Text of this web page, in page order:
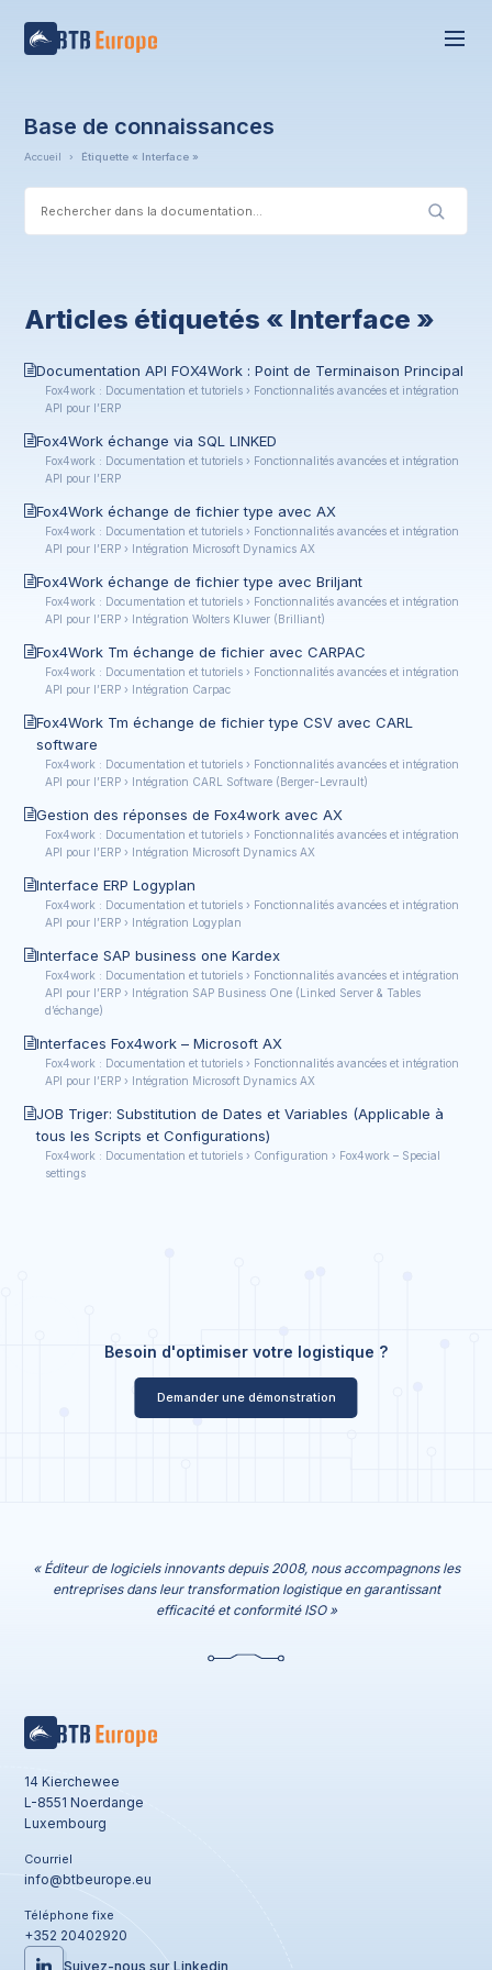
Base de connaissances
Accueil › Étiquette « Interface »
Articles étiquetés « Interface »
Documentation API FOX4Work : Point de Terminaison Principal
Fox4work : Documentation et tutoriels › Fonctionnalités avancées et intégration
API pour l’ERP
Fox4Work échange via SQL LINKED
Fox4work : Documentation et tutoriels › Fonctionnalités avancées et intégration
API pour l’ERP
Fox4Work échange de fichier type avec AX
Fox4work : Documentation et tutoriels › Fonctionnalités avancées et intégration
API pour l’ERP › Intégration Microsoft Dynamics AX
Fox4Work échange de fichier type avec Briljant
Fox4work : Documentation et tutoriels › Fonctionnalités avancées et intégration
API pour l’ERP › Intégration Wolters Kluwer (Brilliant)
Fox4Work Tm échange de fichier avec CARPAC
Fox4work : Documentation et tutoriels › Fonctionnalités avancées et intégration
API pour l’ERP › Intégration Carpac
Fox4Work Tm échange de fichier type CSV avec CARL
software
Fox4work : Documentation et tutoriels › Fonctionnalités avancées et intégration
API pour l’ERP › Intégration CARL Software (Berger-Levrault)
Gestion des réponses de Fox4work avec AX
Fox4work : Documentation et tutoriels › Fonctionnalités avancées et intégration
API pour l’ERP › Intégration Microsoft Dynamics AX
Interface ERP Logyplan
Fox4work : Documentation et tutoriels › Fonctionnalités avancées et intégration
API pour l’ERP › Intégration Logyplan
Interface SAP business one Kardex
Fox4work : Documentation et tutoriels › Fonctionnalités avancées et intégration
API pour l’ERP › Intégration SAP Business One (Linked Server & Tables
d’échange)
Interfaces Fox4work – Microsoft AX
Fox4work : Documentation et tutoriels › Fonctionnalités avancées et intégration
API pour l’ERP › Intégration Microsoft Dynamics AX
JOB Triger: Substitution de Dates et Variables (Applicable à
tous les Scripts et Configurations)
Fox4work : Documentation et tutoriels › Configuration › Fox4work – Special
settings
Besoin d'optimiser votre logistique ?
Demander une démonstration
« Éditeur de logiciels innovants depuis 2008, nous accompagnons les
entreprises dans leur transformation logistique en garantissant
efficacité et conformité ISO »
14 Kierchewee
L-8551 Noerdange
Luxembourg
Courriel
info@btbeurope.eu
Téléphone fixe
+352 20402920
Suivez-nous sur Linkedin